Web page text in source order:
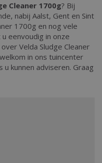
Cleaner 1700g? Bij
nabij Aalst, Gent en Sint
1700g en nog vele
eenvoudig in onze
Velda Sludge Cleaner
in ons tuincenter
kunnen adviseren. Graag